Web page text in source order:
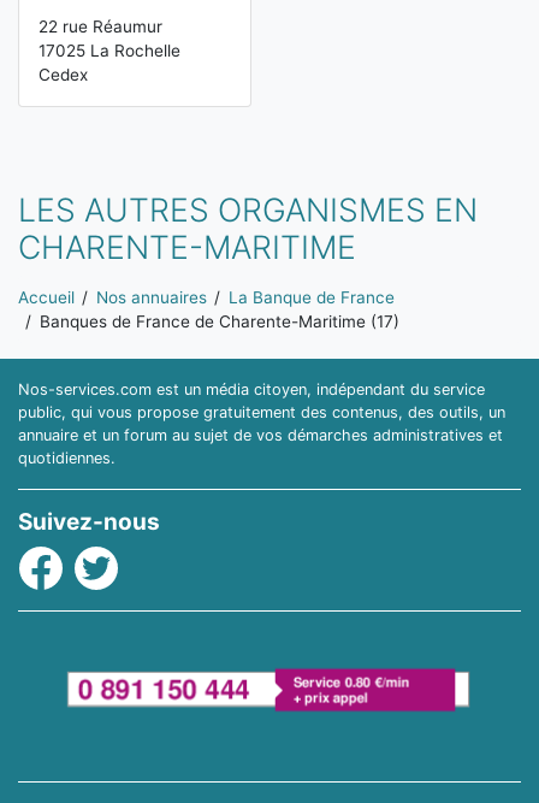
22 rue Réaumur
17025 La Rochelle
Cedex
LES AUTRES ORGANISMES EN
CHARENTE-MARITIME
Vous êtes ici:
Accueil Nos annuaires
La Banque de France
Banques de France de Charente-Maritime (17)
Nos-services.com est un média citoyen, indépendant du service
public, qui vous propose gratuitement des contenus, des outils, un
annuaire et un forum au sujet de vos démarches administratives et
quotidiennes.
Suivez-nous
Facebook
Twitter